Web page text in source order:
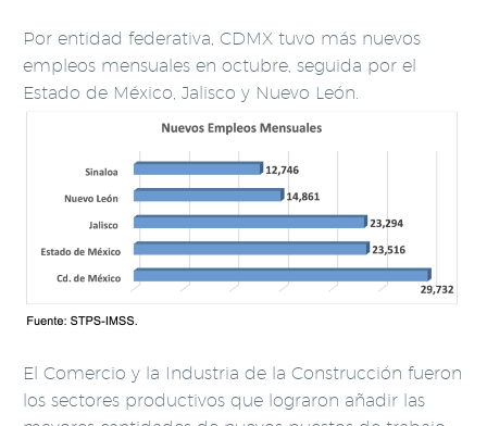
Por entidad federativa, CDMX tuvo más nuevos
empleos mensuales en octubre, seguida por el
Estado de México, Jalisco y Nuevo León.
El Comercio y la Industria de la Construcción fueron
los sectores productivos que lograron añadir las